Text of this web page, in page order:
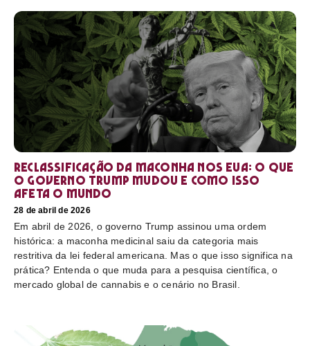
Reclassificação da maconha nos EUA: o que
o governo Trump mudou e como isso
afeta o mundo
28 de abril de 2026
Em abril de 2026, o governo Trump assinou uma ordem
histórica: a maconha medicinal saiu da categoria mais
restritiva da lei federal americana. Mas o que isso significa na
prática? Entenda o que muda para a pesquisa científica, o
mercado global de cannabis e o cenário no Brasil.